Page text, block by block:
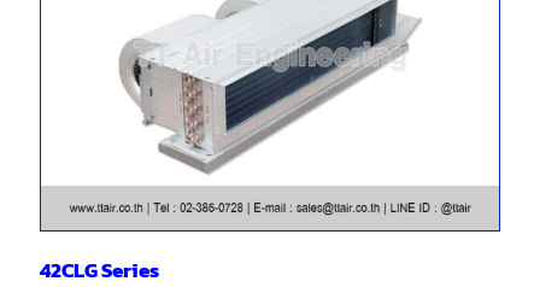
42CLG Series